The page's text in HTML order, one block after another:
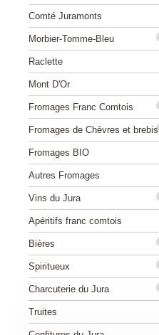
Comté Juramonts
Morbier-Tomme-Bleu
Raclette
Mont D'Or
Fromages Franc Comtois
Fromages de Chèvres et brebis
Fromages BIO
Autres Fromages
Vins du Jura
Apéritifs franc comtois
Bières
Spiritueux
Charcuterie du Jura
Truites